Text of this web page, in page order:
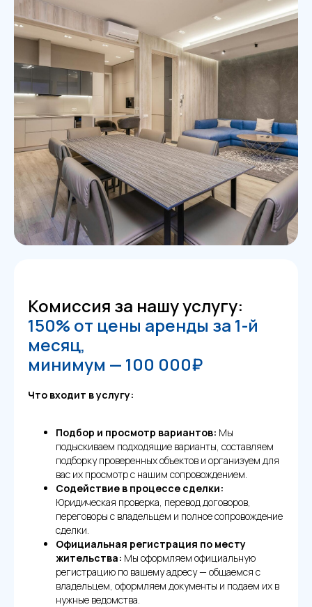
Комиссия за нашу услугу:
150% от цены аренды за 1-й
месяц,
минимум — 100 000₽
Что входит в услугу:
Подбор и просмотр вариантов: Мы
подыскиваем подходящие варианты, составляем
подборку проверенных объектов и организуем для
вас их просмотр с нашим сопровождением.
Содействие в процессе сделки:
Юридическая проверка, перевод договоров,
переговоры с владельцем и полное сопровождение
сделки.
Официальная регистрация по месту
жительства: Мы оформляем официальную
регистрацию по вашему адресу — общаемся с
владельцем, оформляем документы и подаем их в
нужные ведомства.